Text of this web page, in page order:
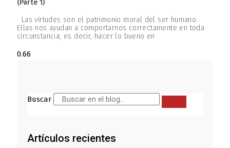
(parte 1)
Las virtudes son el patrimonio moral del ser humano.
Ellas nos ayudan a comportarnos correctamente en toda
circunstancia; es decir, hacer lo bueno en
Buscar
Artículos recientes